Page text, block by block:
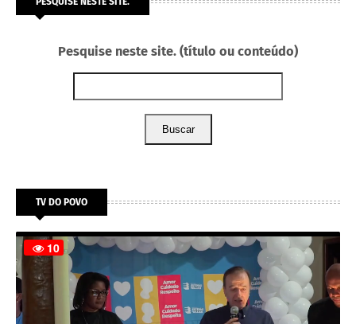
Pesquise neste site. (título ou conteúdo)
Buscar
TV DO POVO